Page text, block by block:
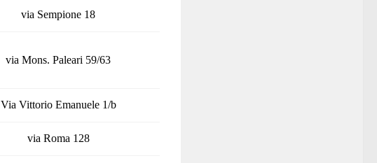
via Sempione 18
via Mons. Paleari 59/63
Via Vittorio Emanuele 1/b
via Roma 128